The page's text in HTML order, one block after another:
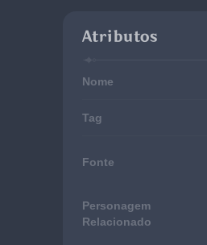
Atributos
Nome
Tag
Fonte
Personagem
Relacionado